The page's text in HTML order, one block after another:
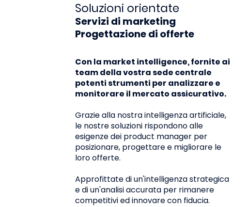
Soluzioni orientate
Servizi di marketing
Progettazione di offerte
Con la market intelligence, fornite ai
team della vostra sede centrale
potenti strumenti per analizzare e
monitorare il mercato assicurativo.
Grazie alla nostra intelligenza artificiale,
le nostre soluzioni rispondono alle
esigenze dei product manager per
posizionare, progettare e migliorare le
loro offerte.
Approfittate di un'intelligenza strategica
e di un'analisi accurata per rimanere
competitivi ed innovare con fiducia.